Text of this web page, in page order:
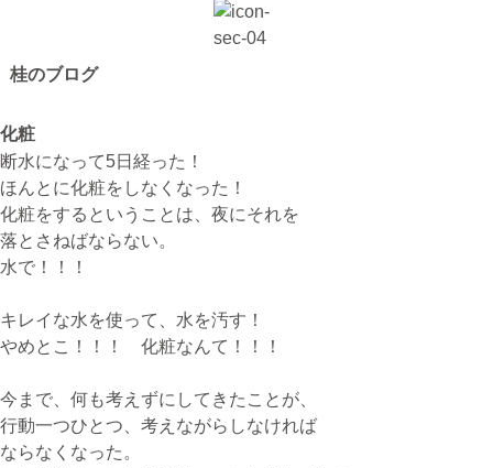
きのちゃんブログ
無料体験・お問合せ
TEL
073-454-9137
携帯
090-4764-9331
桂のブログ
化粧
断水になって5日経った！
ほんとに化粧をしなくなった！
化粧をするということは、夜にそれを
落とさねばならない。
水で！！！
キレイな水を使って、水を汚す！
やめとこ！！！ 化粧なんて！！！
今まで、何も考えずにしてきたことが、
行動一つひとつ、考えながらしなければ
ならなくなった。